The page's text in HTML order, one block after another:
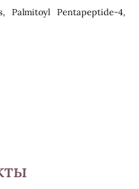
Palmitoyl Pentapeptide-4,